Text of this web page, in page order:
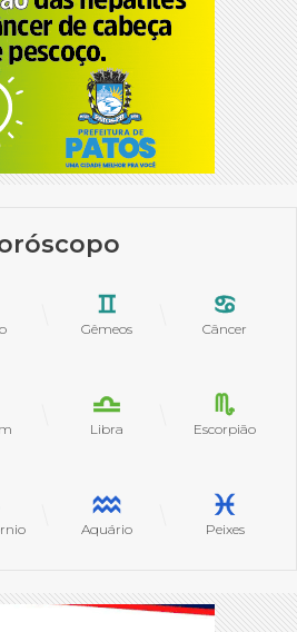
Gêmeos Câncer
Libra Escorpião
Aquário Peixes